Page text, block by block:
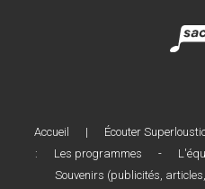
Accueil | Écouter
:
Les programmes -
Souvenirs (publicités,